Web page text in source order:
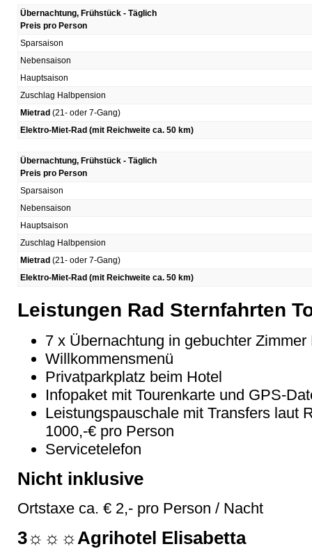
Übernachtung, Frühstück - Täglich
Preis pro Person
Sparsaison
Nebensaison
Hauptsaison
Zuschlag Halbpension
Mietrad (21- oder 7-Gang)
Elektro-Miet-Rad (mit Reichweite ca. 50 km)
Übernachtung, Frühstück - Täglich
Preis pro Person
Sparsaison
Nebensaison
Hauptsaison
Zuschlag Halbpension
Mietrad (21- oder 7-Gang)
Elektro-Miet-Rad (mit Reichweite ca. 50 km)
Leistungen Rad Sternfahrten
7 x Übernachtung in gebuchter
Willkommensmenü
Privatparkplatz beim Hotel
Infopaket mit Tourenkarte und GPS-
Leistungspauschale mit Transfers laut
1000,-€ pro Person
Servicetelefon
Nicht inklusive
Ortstaxe ca. € 2,- pro Person / Nacht
3☼☼☼Agrihotel Elisabetta